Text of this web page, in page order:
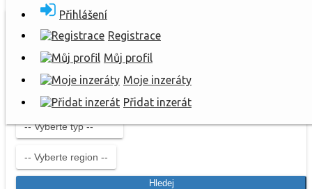
Přihlášení
Registrace
Můj profil
Moje inzeráty
Přidat inzerát
Hledej